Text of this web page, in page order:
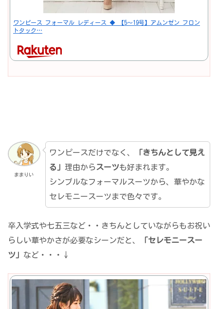
ワンピース フォーマル レディース ◆ 【5〜19号】アムンゼン フロン
トタック…
ままりい
ワンピースだけでなく、
「きちんとして見え
る」 理由からスーツも好まれます。
シンプルなフォーマルスーツから、華やかな
セレモニースーツまで色々です。
卒入学式や七五三など・・きちんとしていながらもお祝い
らしい華やかさが必要なシーンだと、
「セレモニースー
ツ」 など・・・↓